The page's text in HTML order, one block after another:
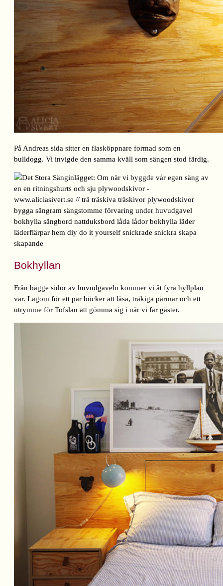
På Andreas sida sitter en flasköppnare formad som en
bulldogg. Vi invigde den samma kväll som sängen stod färdig.
Bokhyllan
Från bägge sidor av huvudgaveln kommer vi åt fyra hyllplan
var. Lagom för ett par böcker att läsa, tråkiga pärmar och ett
utrymme för Tofslan att gömma sig i när vi får gäster.